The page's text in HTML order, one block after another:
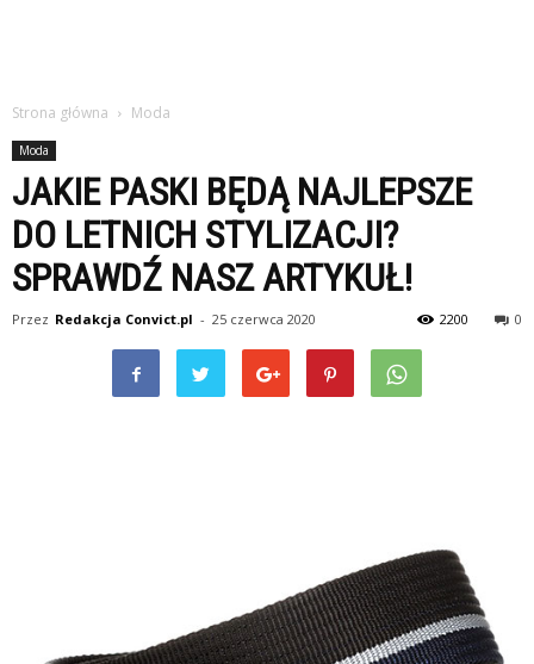
Strona główna Moda
Moda
JAKIE PASKI BĘDĄ NAJLEPSZE
DO LETNICH STYLIZACJI?
SPRAWDŹ NASZ ARTYKUŁ!
Przez Redakcja Convict.pl - 25 czerwca 2020 0
2200